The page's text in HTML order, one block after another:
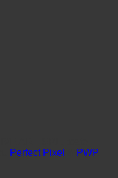
Perfect Pixel PWP.